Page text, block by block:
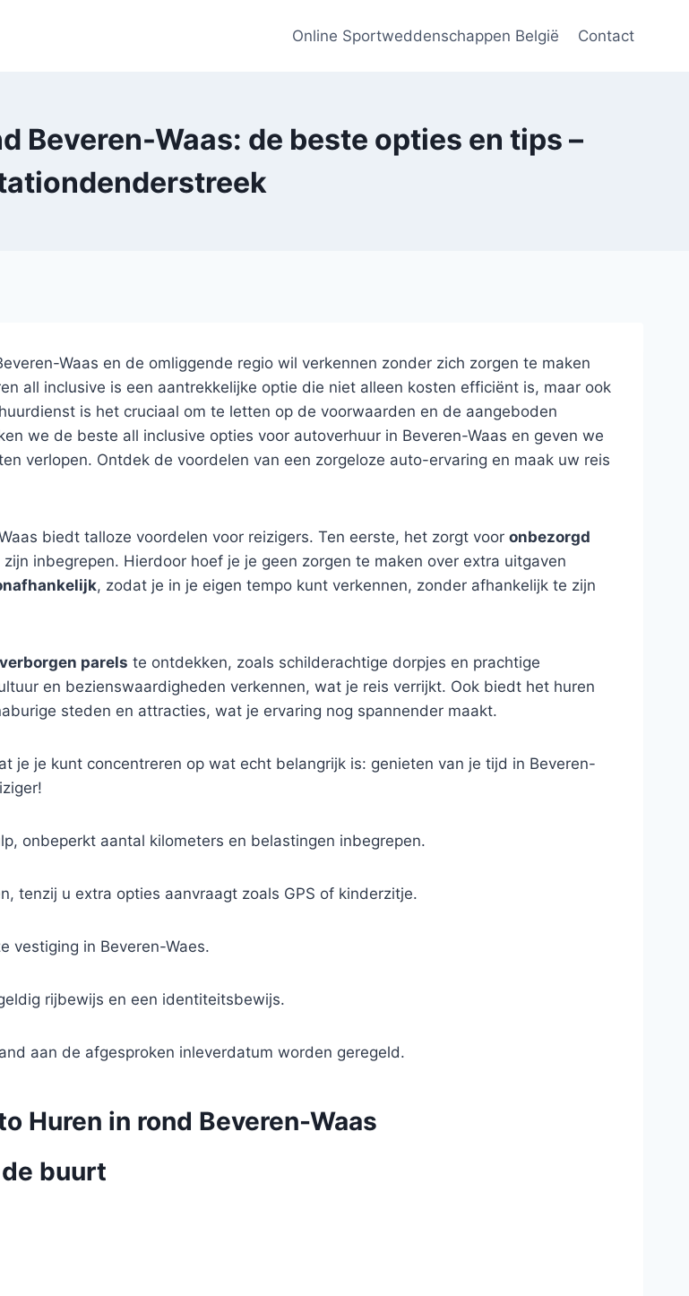
Online Sportweddenschappen België Contact
Beveren-Waas: de beste opties en tips –
Waas en de omliggende regio wil verkennen zonder zich zorgen te maken
all inclusive is een aantrekkelijke optie die niet alleen kosten efficiënt is, maar ook
is het cruciaal om te letten op de voorwaarden en de aangeboden
we de beste all inclusive opties voor autoverhuur in Beveren-Waas en geven we
verlopen. Ontdek de voordelen van een zorgeloze auto-ervaring en maak uw reis
biedt talloze voordelen voor reizigers. Ten eerste, het zorgt voor onbezorgd
inbegrepen. Hierdoor hoef je je geen zorgen te maken over extra uitgaven
, zodat je in je eigen tempo kunt verkennen, zonder afhankelijk te zijn
verborgen parels te ontdekken, zoals schilderachtige dorpjes en prachtige
en bezienswaardigheden verkennen, wat je reis verrijkt. Ook biedt het huren
steden en attracties, wat je ervaring nog spannender maakt.
je je kunt concentreren op wat echt belangrijk is: genieten van je tijd in Beveren-
onbeperkt aantal kilometers en belastingen inbegrepen.
tenzij u extra opties aanvraagt zoals GPS of kinderzitje.
vestiging in Beveren-Waes.
rijbewijs en een identiteitsbewijs.
aan de afgesproken inleverdatum worden geregeld.
Huren in rond Beveren-Waas
buurt